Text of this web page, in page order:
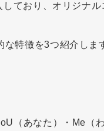
ており、オリジナ
特徴を3つ紹介しま
（あなた）・Me（